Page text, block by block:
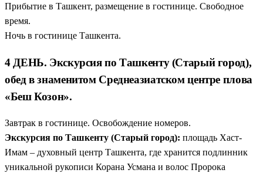
Прибытие в Ташкент, размещение в гостинице. Свободное
время.
Ночь в гостинице Ташкента.
4 ДЕНЬ. Экскурсия по Ташкенту (Старый город),
обед в знаменитом Среднеазиатском центре плова
«Беш Козон».
Завтрак в гостинице. Освобождение номеров.
Экскурсия по Ташкенту (Старый город): площадь Хаст-
Имам – духовный центр Ташкента, где хранится подлинник
уникальной рукописи Корана Усмана и волос Пророка